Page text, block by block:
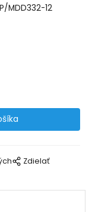
MDD332-12
Zdielať